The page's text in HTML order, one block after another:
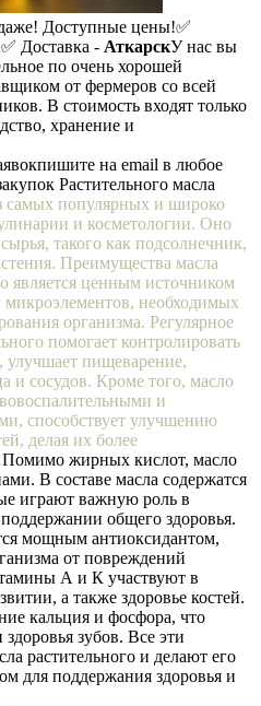
Доступные цены!✅
✅ Доставка - АткарскУ нас вы
по очень хорошей
от фермеров со всей
В стоимость входят только
хранение и
пишите на email в любое
Растительного масла
самых популярных и широко
и косметологии. Оно
такого как подсолнечник,
Преимущества масла
является ценным источником
необходимых
организма. Регулярное
помогает контролировать
улучшает пищеварение,
и сосудов. Кроме того, масло
и
способствует улучшению
делая их более
Помимо жирных кислот, масло
В составе масла содержатся
играют важную роль в
общего здоровья.
мощным антиоксидантом,
от повреждений
А и К участвуют в
а также здоровье костей.
кальция и фосфора, что
зубов. Все эти
растительного и делают его
для поддержания здоровья и